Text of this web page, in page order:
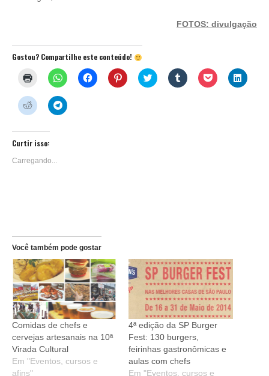
FOTOS: divulgação
Gostou? Compartilhe este conteúdo!
Clique
para
em
nova
janela)
Clique
para
no
WhatsApp(abre
em
Clique
para
Clique
para
Clique
para
Clique
para
Clique
para
Clique
para
Clique
para
Reddit(abre
em
janela)
Clique
para
Curtir isso:
Carregando...
Você também pode gostar
Comidas de chefs e
cervejas artesanais na 10ª
Virada Cultural
Em "Eventos, cursos e
afins"
4ª edição da SP Burger
Fest: 130 burgers,
feirinhas gastronômicas e
aulas com chefs
Em "Eventos, cursos e